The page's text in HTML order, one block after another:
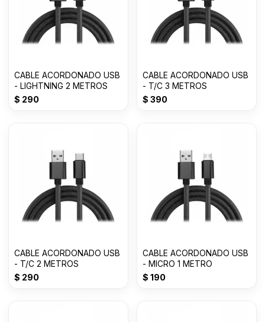
CABLE ACORDONADO USB
- LIGHTNING 2 METROS
$ 290
CABLE ACORDONADO USB
- T/C 3 METROS
$ 390
CABLE ACORDONADO USB
- T/C 2 METROS
$ 290
CABLE ACORDONADO USB
- MICRO 1 METRO
$ 190